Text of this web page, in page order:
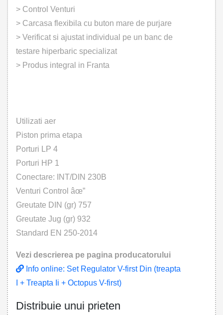
> Control Venturi
> Carcasa flexibila cu buton mare de purjare
> Verificat si ajustat individual pe un banc de
testare hiperbaric specializat
> Produs integral in Franta
Utilizati aer
Piston prima etapa
Porturi LP 4
Porturi HP 1
Conectare: INT/DIN 230B
Venturi Control âœ”
Greutate DIN (gr) 757
Greutate Jug (gr) 932
Standard EN 250-2014
Vezi descrierea pe pagina producatorului
Info online: Set Regulator V-first Din (treapta
I + Treapta Ii + Octopus V-first)
Distribuie unui prieten